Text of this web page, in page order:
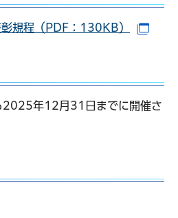
規程（PDF：130KB）
年12月31日までに開催さ